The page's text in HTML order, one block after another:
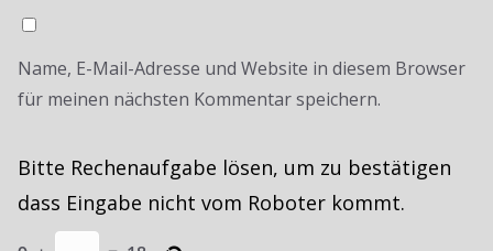
Name, E-Mail-Adresse und Website in diesem Browser
für meinen nächsten Kommentar speichern.
Bitte Rechenaufgabe lösen, um zu bestätigen
dass Eingabe nicht vom Roboter kommt.